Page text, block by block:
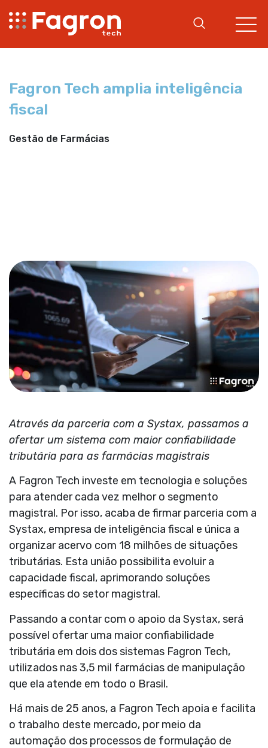
Fagron Tech amplia inteligência
fiscal
Gestão de Farmácias
Através da parceria com a Systax, passamos a
ofertar um sistema com maior confiabilidade
tributária para as farmácias magistrais
A Fagron Tech investe em tecnologia e soluções
para atender cada vez melhor o segmento
magistral. Por isso, acaba de firmar parceria com a
Systax, empresa de inteligência fiscal e única a
organizar acervo com 18 milhões de situações
tributárias. Esta união possibilita evoluir a
capacidade fiscal, aprimorando soluções
específicas do setor magistral.
Passando a contar com o apoio da Systax, será
possível ofertar uma maior confiabilidade
tributária em dois dos sistemas Fagron Tech,
utilizados nas 3,5 mil farmácias de manipulação
que ela atende em todo o Brasil.
Há mais de 25 anos, a Fagron Tech apoia e facilita
o trabalho deste mercado, por meio da
automação dos processos de formulação de